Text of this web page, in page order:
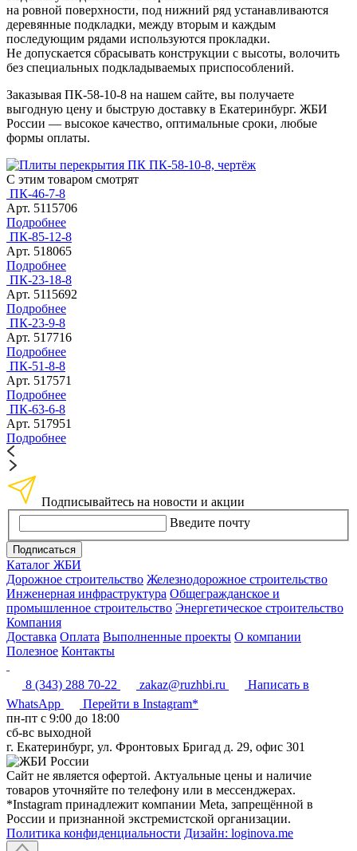
на ровной поверхности, под нижний ряд устанавливаются
деревянные подкладки, между вторым и каждым
последующим рядами используются прокладки.
Не допускается сбрасывать конструкции с высоты, волочить
без специальных подкладываемых приспособлений.
Заказывая ПК-58-10-8 на нашем сайте, вы получаете
выгодную цену и быструю доставку в Екатеринбург. ЖБИ
России — высокое качество, оптимальные сроки, любые
формы оплаты.
С этим товаром смотрят
ПК-46-7-8
Арт. 5115706
Подробнее
ПК-85-12-8
Арт. 518065
Подробнее
ПК-23-18-8
Арт. 5115692
Подробнее
ПК-23-9-8
Арт. 517716
Подробнее
ПК-51-8-8
Арт. 517571
Подробнее
ПК-63-6-8
Арт. 517951
Подробнее
Подписывайтесь на новости и акции
Введите почту
Подписаться
Каталог ЖБИ
Дорожное строительство Железнодорожное строительство
Инженерная инфраструктура Общегражданское и
промышленное строительство Энергетическое строительство
Компания
Доставка Оплата Выполненные проекты О компании
Полезное Контакты
8 (343) 288 70-22 zakaz@ruzhbi.ru
Написать в
WhatsApp
Перейти в Instagram*
пн-пт c 9:00 до 18:00
сб-вс выходной
г. Екатеринбург, ул. Фронтовых Бригад д. 29, офис 301
Сайт не является офертой. Актуальные цены и наличие
товаров уточняйте по телефону или в мессенджерах.
*Instagram принадлежит компании Meta, запрещённой в
России и признанной экстремистской организации.
Политика конфиденциальности Дизайн: loginova.me